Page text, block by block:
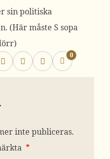
sin politiska
(Här måste S sopa
0
inte publiceras.
*